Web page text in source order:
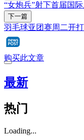
“女炮兵”射下首届国
下一篇
羽毛球亚团赛周二开
购买此文章
最新
热门
Loading...